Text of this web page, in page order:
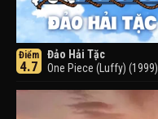
Điểm
4.7
Đảo Hải Tặc
One Piece (Luffy) (1999)